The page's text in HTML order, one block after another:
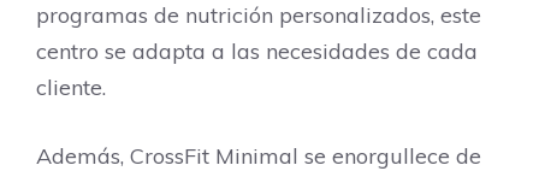
programas de nutrición personalizados, este
centro se adapta a las necesidades de cada
cliente.
Además, CrossFit Minimal se enorgullece de